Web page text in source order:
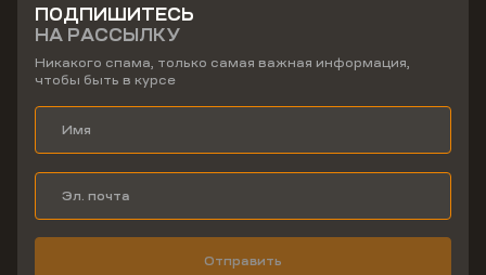
ПОДПИШИТЕСЬ
НА РАССЫЛКУ
Никакого спама, только самая важная информация,
чтобы быть в курсе
Отправить